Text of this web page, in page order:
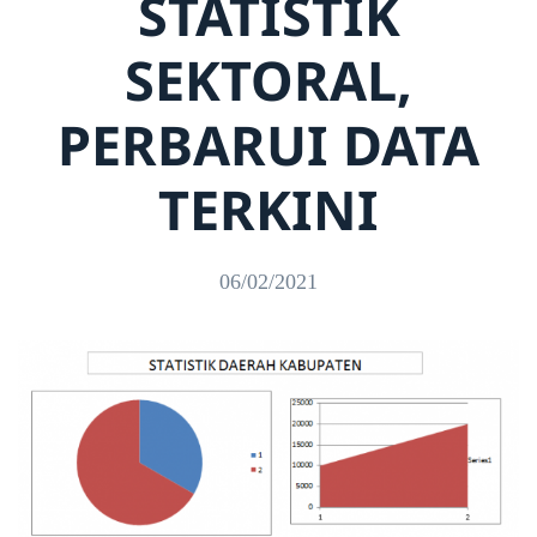
SEKTORAL,
PERBARUI DATA
TERKINI
06/02/2021